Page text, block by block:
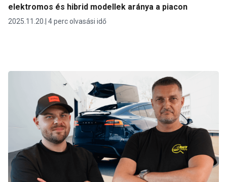
elektromos és hibrid modellek aránya a piacon
2025.11.20. 4 perc olvasási idő